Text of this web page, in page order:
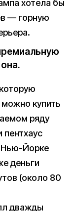
хотела бы
— горную
она.
купить
ряду
пентхаус
Нью-Йорке
деньги
(около 80
дважды